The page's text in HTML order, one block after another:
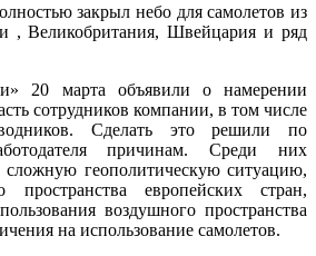
закрыл небо для самолетов из
, Великобритания, Швейцария и ряд
20 марта объявили о намерении
сотрудников компании, в том числе
Сделать это решили по
причинам. Среди них
сложную геополитическую ситуацию,
пространства европейских стран,
воздушного пространства
на использование самолетов.